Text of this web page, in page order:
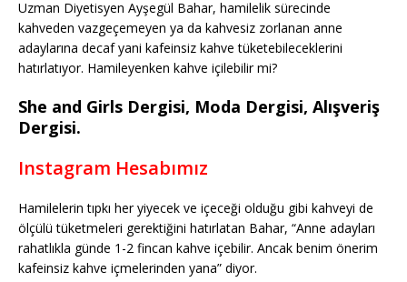
Uzman Diyetisyen Ayşegül Bahar, hamilelik sürecinde
kahveden vazgeçemeyen ya da kahvesiz zorlanan anne
adaylarına decaf yani kafeinsiz kahve tüketebileceklerini
hatırlatıyor. Hamileyenken kahve içilebilir mi?
She and Girls Dergisi, Moda Dergisi, Alışveriş
Dergisi.
Instagram Hesabımız
Hamilelerin tıpkı her yiyecek ve içeceği olduğu gibi kahveyi de
ölçülü tüketmeleri gerektiğini hatırlatan Bahar, “Anne adayları
rahatlıkla günde 1-2 fincan kahve içebilir. Ancak benim önerim
kafeinsiz kahve içmelerinden yana” diyor.